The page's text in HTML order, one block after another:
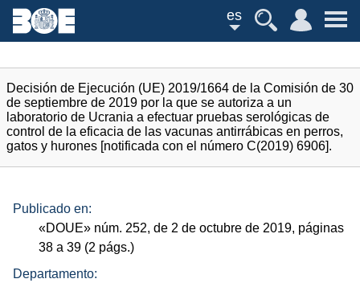
es
Decisión de Ejecución (UE) 2019/1664 de la Comisión de 30
de septiembre de 2019 por la que se autoriza a un
laboratorio de Ucrania a efectuar pruebas serológicas de
control de la eficacia de las vacunas antirrábicas en perros,
gatos y hurones [notificada con el número C(2019) 6906].
Publicado en:
«DOUE» núm. 252, de 2 de octubre de 2019, páginas
38 a 39 (2 págs.)
Departamento: